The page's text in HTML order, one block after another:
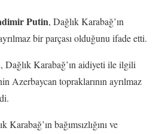
Putin, Dağlık Karabağ’ın
bir parçası olduğunu ifade etti.
Dağlık Karabağ’ın aidiyeti ile ilgili
Azerbaycan topraklarının ayrılmaz
Karabağ’ın bağımsızlığını ve